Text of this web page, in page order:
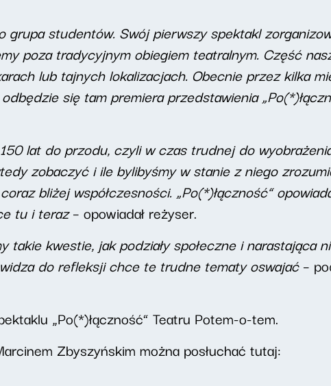
grupa studentów. Swój pierwszy spektakl
poza tradycyjnym obiegiem teatralnym. Część
lub tajnych lokalizacjach. Obecnie przez kilka
się tam premiera przedstawienia
lat do przodu, czyli w czas trudnej do
zobaczyć i ile bylibyśmy w stanie z niego
bliżej współczesności. „Po(*)łączność”
tu i teraz– opowiadał reżyser.
takie kwestie, jak podziały społeczne i narastająca
do refleksji chce te trudne tematy oswajać–
„Po(*)łączność” Teatru Potem-o-tem.
Zbyszyńskim można posłuchać tutaj: